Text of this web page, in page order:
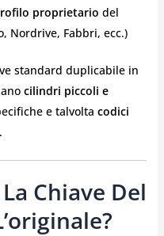
proprietario del
Nordrive, Fabbri, ecc.)
standard duplicabile in
cilindri piccoli e
e talvolta codici
Chiave Del